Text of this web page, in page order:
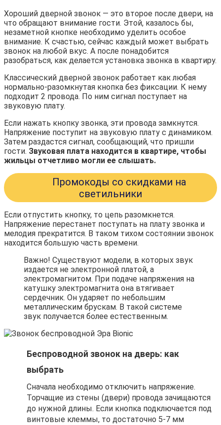
Хороший дверной звонок — это второе после двери, на
что обращают внимание гости. Этой, казалось бы,
незаметной кнопке необходимо уделить особое
внимание. К счастью, сейчас каждый может выбрать
звонок на любой вкус. А после понадобится
разобраться, как делается установка звонка в квартиру.
Классический дверной звонок работает как любая
нормально-разомкнутая кнопка без фиксации. К нему
подходит 2 провода. По ним сигнал поступает на
звуковую плату.
Если нажать кнопку звонка, эти провода замкнутся.
Напряжение поступит на звуковую плату с динамиком.
Затем раздастся сигнал, сообщающий, что пришли
гости. Звуковая плата находится в квартире, чтобы
жильцы отчетливо могли ее слышать.
Промокоды со скидками на
светильники
Если отпустить кнопку, то цепь разомкнется.
Напряжение перестанет поступать на плату звонка и
мелодия прекратится. В таком тихом состоянии звонок
находится большую часть времени.
Важно! Существуют модели, в которых звук
издается не электронной платой, а
электромагнитом. При подаче напряжения на
катушку электромагнита она втягивает
сердечник. Он ударяет по небольшим
металлическим брускам. В такой системе
звук получается более естественным.
Беспроводной звонок на дверь: как
выбрать
Сначала необходимо отключить напряжение.
Торчащие из стены (двери) провода зачищаются
до нужной длины. Если кнопка подключается под
винтовые клеммы, то достаточно 5-7 мм